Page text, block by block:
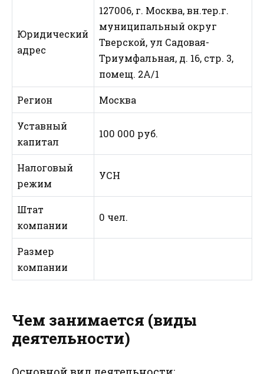
Юридический
адрес
127006, г. Москва, вн.тер.г.
муниципальный округ
Тверской, ул Садовая-
Триумфальная, д. 16, стр. 3,
помещ. 2А/1
Регион Москва
Уставный
капитал
100 000 руб.
Налоговый
режим
УСН
Штат
компании
0 чел.
Размер
компании
Чем занимается (виды
деятельности)